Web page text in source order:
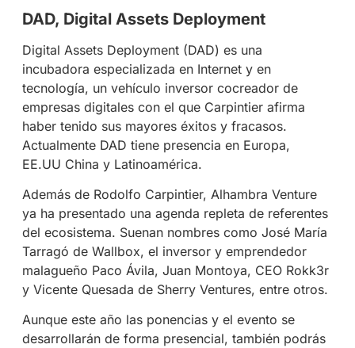
DAD, Digital Assets Deployment
Digital Assets Deployment (DAD) es una
incubadora especializada en Internet y en
tecnología, un vehículo inversor cocreador de
empresas digitales con el que Carpintier afirma
haber tenido sus mayores éxitos y fracasos.
Actualmente DAD tiene presencia en Europa,
EE.UU China y Latinoamérica.
Además de Rodolfo Carpintier, Alhambra Venture
ya ha presentado una agenda repleta de referentes
del ecosistema. Suenan nombres como José María
Tarragó de Wallbox, el inversor y emprendedor
malagueño Paco Ávila, Juan Montoya, CEO Rokk3r
y Vicente Quesada de Sherry Ventures, entre otros.
Aunque este año las ponencias y el evento se
desarrollarán de forma presencial, también podrás